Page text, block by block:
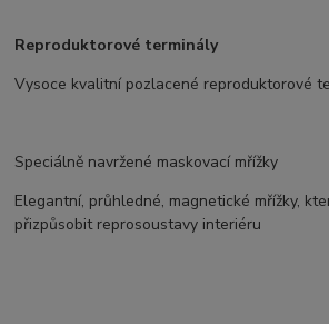
Reproduktorové terminály
Vysoce kvalitní pozlacené reproduktorové
Speciálně navržené maskovací mřížky
Elegantní, průhledné, magnetické mřížky,
přizpůsobit reprosoustavy interiéru